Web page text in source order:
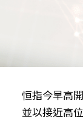
恒指今早高
並以接近高